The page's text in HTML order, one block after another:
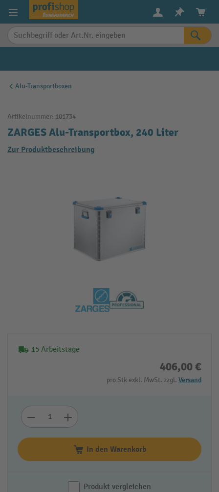
springen
Alu-Transportboxen
Artikelnummer: 101734
ZARGES Alu-Transportbox, 240 Liter
Zur Produktbeschreibung
15 Arbeitstage
406,00 €
pro Stk exkl. MwSt. zzgl. Versand
In den Warenkorb
Produkt vergleichen